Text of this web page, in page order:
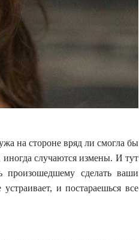
на стороне вряд ли смогла бы
случаются измены. И тут
сделать ваши
и постараешься все